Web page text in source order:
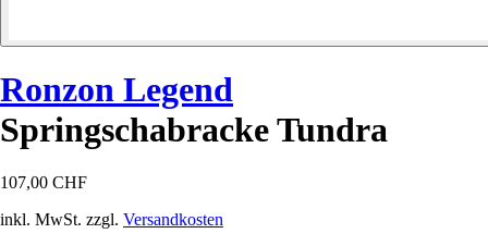
Ronzon Legend
Springschabracke Tundra
107,00 CHF
inkl. MwSt. zzgl. Versandkosten